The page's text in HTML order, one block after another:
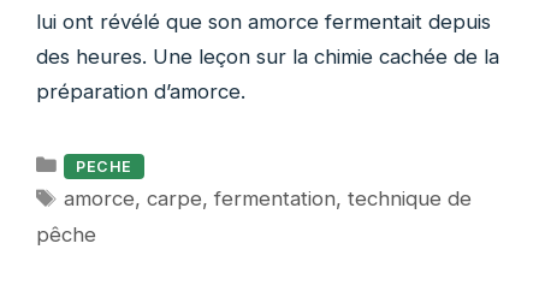
lui ont révélé que son amorce fermentait depuis
des heures. Une leçon sur la chimie cachée de la
préparation d’amorce.
Catégories
PECHE
Étiquettes
amorce,carpe,fermentation,technique de
pêche